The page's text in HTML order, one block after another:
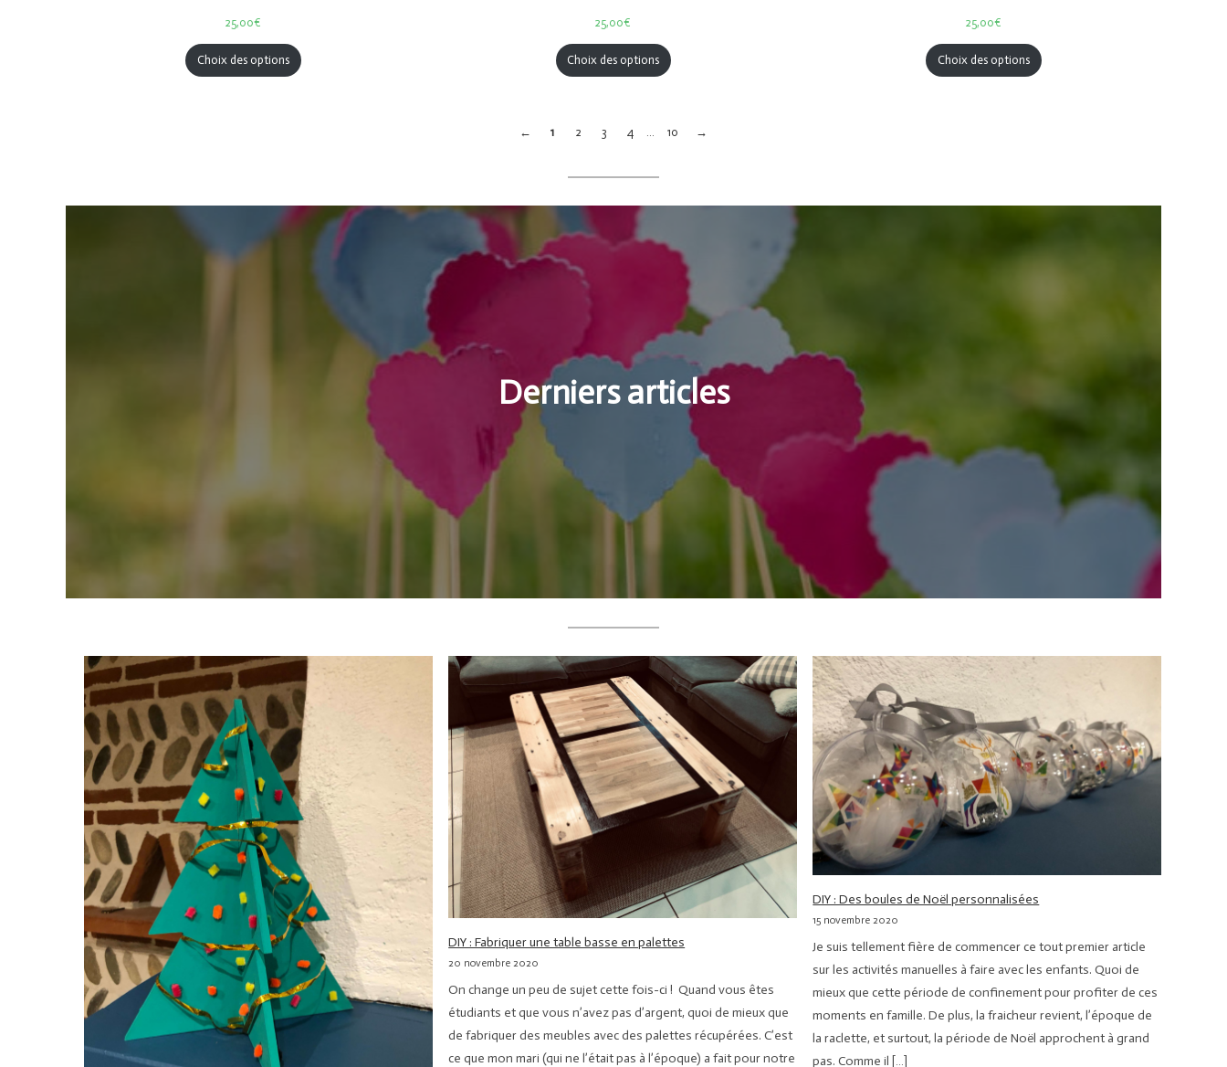
25,00€
Choix des options
25,00€
Choix des options
25,00€
Choix des options
← 1 2 3 4 … 10 →
Derniers articles
DIY : Fabriquer une table basse en palettes
20 novembre 2020
On change un peu de sujet cette fois-ci ! Quand vous êtes
étudiants et que vous n’avez pas d’argent, quoi de mieux que
de fabriquer des meubles avec des palettes récupérées. C’est
ce que mon mari (qui ne l’était pas à l’époque) a fait pour notre
DIY : Des boules de Noël personnalisées
15 novembre 2020
Je suis tellement fière de commencer ce tout premier article
sur les activités manuelles à faire avec les enfants. Quoi de
mieux que cette période de confinement pour profiter de ces
moments en famille. De plus, la fraicheur revient, l’époque de
la raclette, et surtout, la période de Noël approchent à grand
pas. Comme il […]